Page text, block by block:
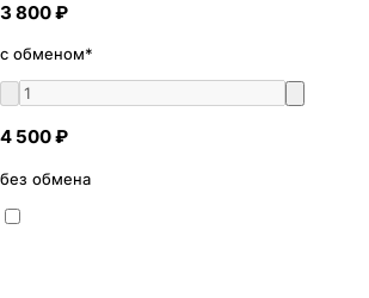
3 800 ₽
с обменом*
4 500 ₽
без обмена